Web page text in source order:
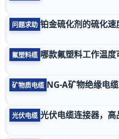
问题求助 铂金硫化剂的硫化速
氟塑料缆 哪款氟塑料工作温度
矿物质电缆 NG-A矿物绝缘电缆
光伏电缆 光伏电缆连接器，